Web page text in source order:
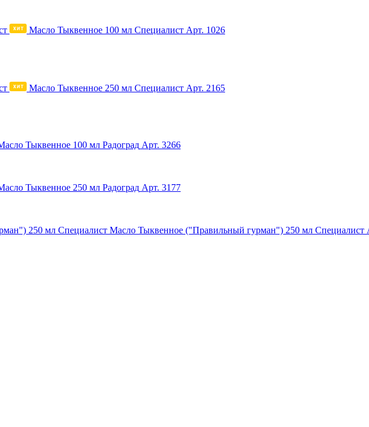
Масло Тыквенное 100 мл Специалист Арт. 1026
Масло Тыквенное 250 мл Специалист Арт. 2165
Тыквенное 100 мл Радоград Арт. 3266
Тыквенное 250 мл Радоград Арт. 3177
Масло Тыквенное ("Правильный гурман") 250 мл Специалист